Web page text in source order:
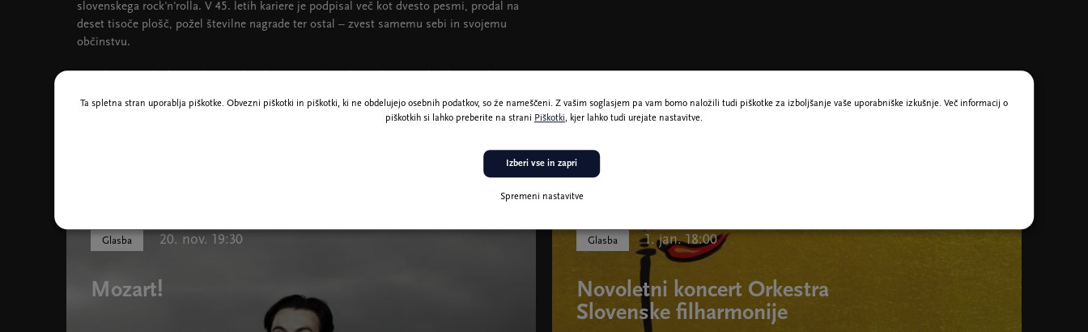
slovenskega rock'n'rolla. V 45. letih kariere je podpisal več kot dvesto pesmi, prodal na
deset tisoče plošč, požel številne nagrade ter ostal – zvest samemu sebi in svojemu
občinstvu.
koncert, ampak glasbeno doživetje, ki se ga boste še dolgo spominjali.
Glasba 20. nov. 19:30
Mozart!
Glasba 1. jan. 18:00
Novoletni koncert Orkestra
Slovenske filharmonije
Ta spletna stran uporablja piškotke. Obvezni piškotki in piškotki, ki ne obdelujejo osebnih podatkov, so že nameščeni. Z vašim soglasjem pa vam bomo naložili tudi piškotke za izboljšanje vaše uporabniške izkušnje. Več informacij o
piškotkih si lahko preberite na strani Piškotki, kjer lahko tudi urejate nastavitve.
Spremeni nastavitve
Izberi vse in zapri